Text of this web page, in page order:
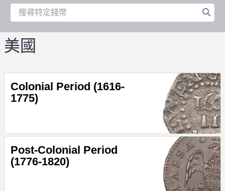
美國
Colonial Period (1616-
1775)
Post-Colonial Period
(1776-1820)